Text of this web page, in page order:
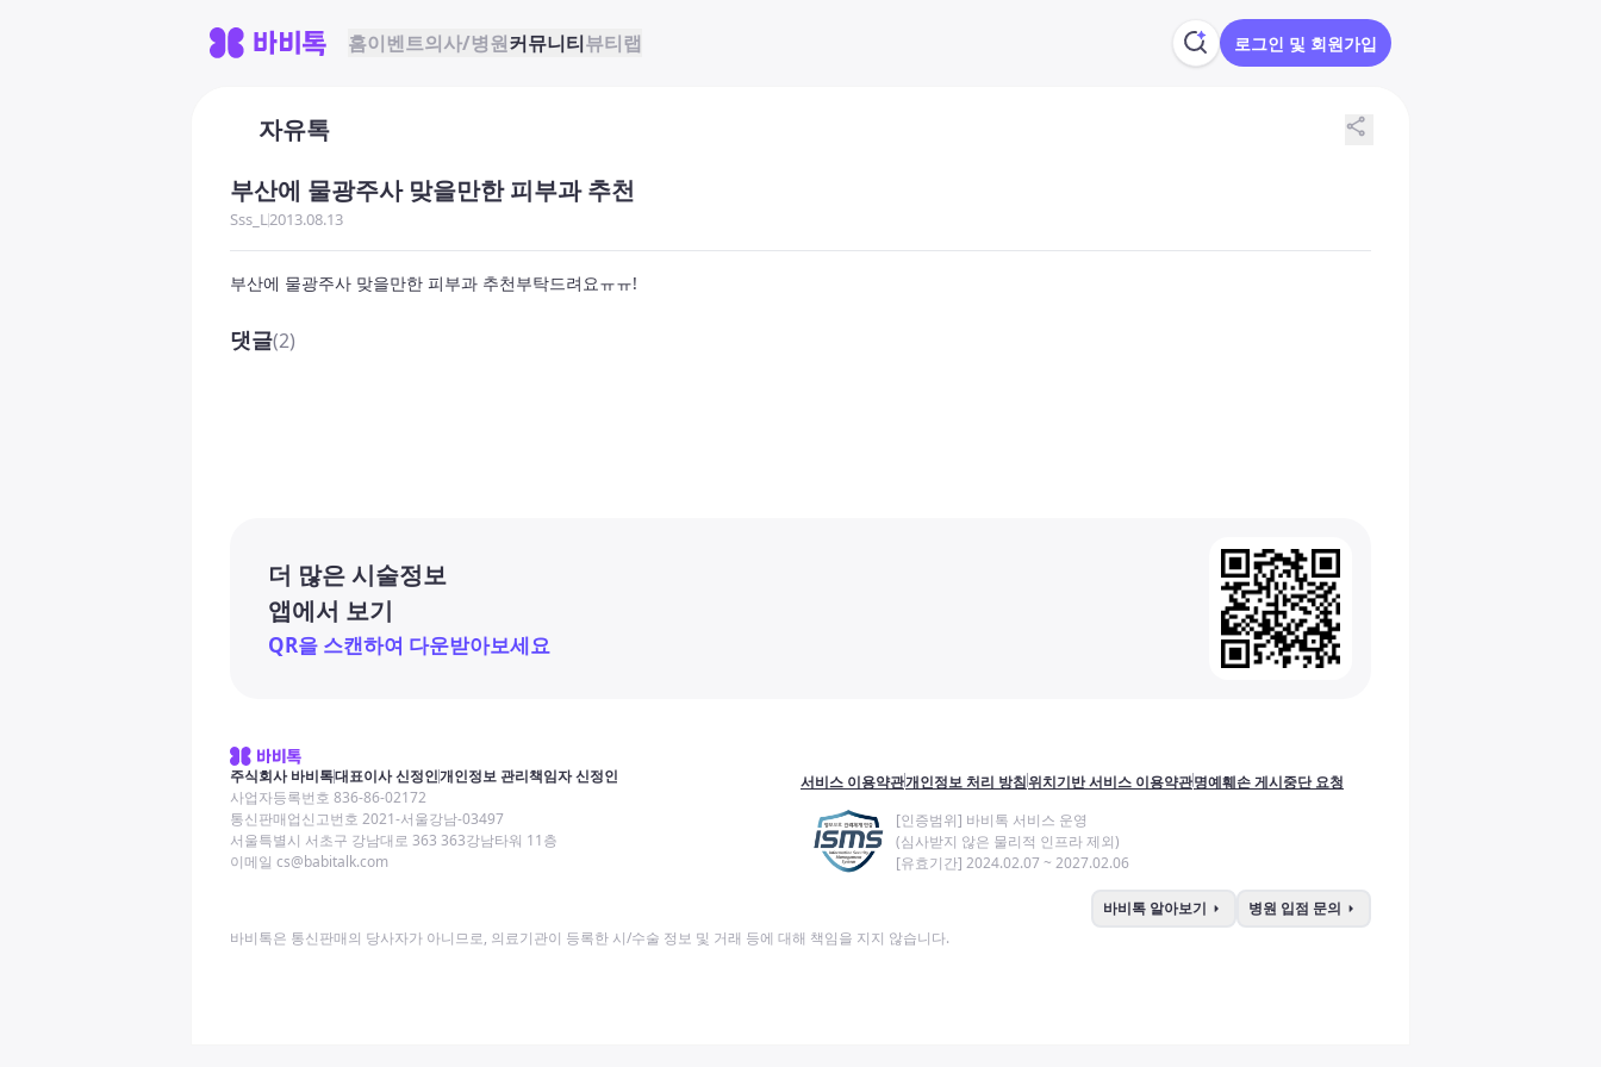
홈이벤트의사/병원커뮤니티뷰티랩 로그인 및 회원가입
자유톡 share
부산에 물광주사 맞을만한 피부과 추천
Sss_L2013.08.13
부산에 물광주사 맞을만한 피부과 추천부탁드려요ㅠㅠ!
댓글(2)
더 많은 시술정보
앱에서 보기
QR을 스캔하여 다운받아보세요
주식회사 바비톡대표이사 신정인개인정보 관리책임자 신정인
사업자등록번호 836-86-02172
통신판매업신고번호 2021-서울강남-03497
서울특별시 서초구 강남대로 363 363강남타워 11층
이메일 cs@babitalk.com
서비스 이용약관개인정보 처리 방침위치기반 서비스 이용약관명예훼손 게시중단 요청
[인증범위] 바비톡 서비스 운영
(심사받지 않은 물리적 인프라 제외)
[유효기간] 2024.02.07 ~ 2027.02.06
바비톡 알아보기 arrow_right 병원 입점 문의 arrow_right
바비톡은 통신판매의 당사자가 아니므로, 의료기관이 등록한 시/수술 정보 및 거래 등에 대해 책임을 지지 않습니다.